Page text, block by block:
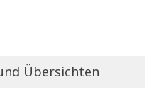
Übersichten